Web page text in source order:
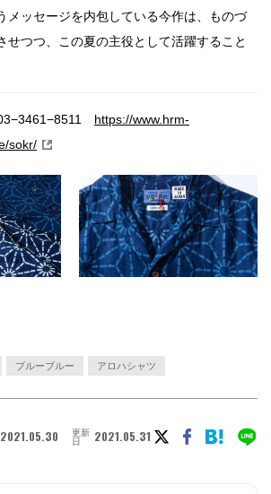
メッセージを内包している今作は、ものづ
せつつ、この夏の主役として活躍すること
https://www.hrm-
sokr/
ブルーブルー アロハシャツ
2021.05.30 更新
日 2021.05.31